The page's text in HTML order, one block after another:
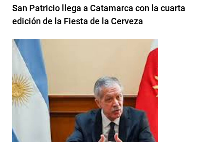
San Patricio llega a Catamarca con la cuarta
edición de la Fiesta de la Cerveza